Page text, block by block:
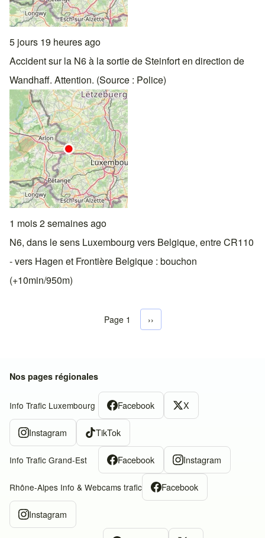
5 jours 19 heures ago
Accident sur la N6 à la sortie de Steinfort en direction de
Wandhaff. Attention. (Source : Police)
1 mois 2 semaines ago
N6, dans le sens Luxembourg vers Belgique, entre CR110
- vers Hagen et Frontière Belgique : bouchon
(+10min/950m)
Pagination
Page 1 Next page
››
Nos pages régionales
Info Trafic Luxembourg Facebook X
Instagram TikTok
Info Trafic Grand-Est Facebook Instagram
Rhône-Alpes Info & Webcams trafic Facebook
Instagram